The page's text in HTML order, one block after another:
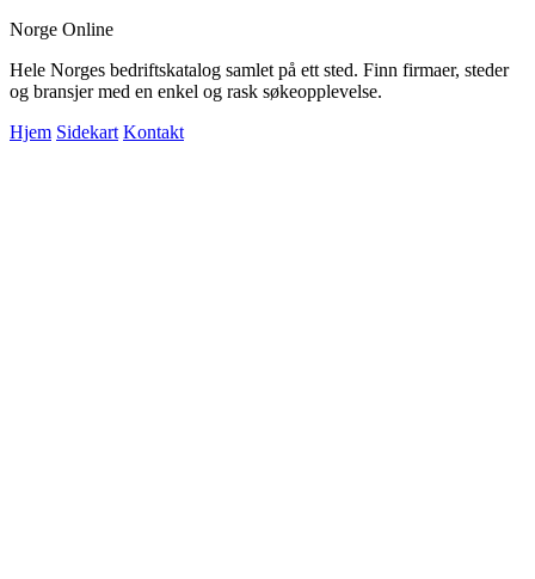
Norge Online
Hele Norges bedriftskatalog samlet på ett sted. Finn firmaer, steder
og bransjer med en enkel og rask søkeopplevelse.
Hjem Sidekart Kontakt